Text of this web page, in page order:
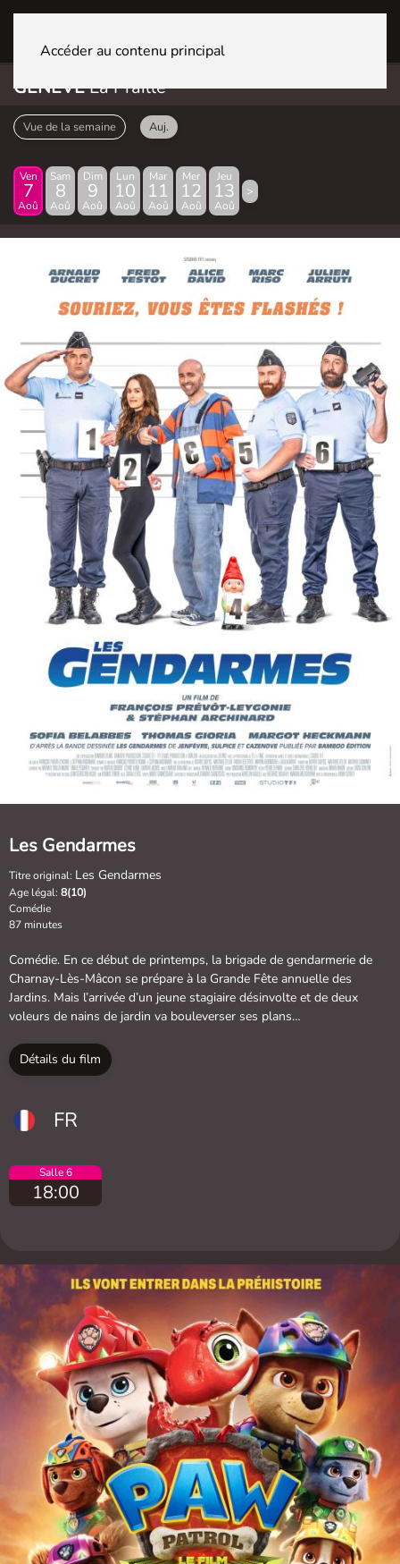
Accéder au contenu principal
GENÈVELa Praille
Vue de la semaine Auj.
Ven
7
Aoû
Sam
8
Aoû
Dim
9
Aoû
Lun
10
Aoû
Mar
11
Aoû
Mer
12
Aoû
Jeu
13
Aoû
>
Les Gendarmes
Titre original: Les Gendarmes
Age légal: 8(10)
Comédie
87 minutes
Comédie. En ce début de printemps, la brigade de gendarmerie de
Charnay-Lès-Mâcon se prépare à la Grande Fête annuelle des
Jardins. Mais l’arrivée d’un jeune stagiaire désinvolte et de deux
voleurs de nains de jardin va bouleverser ses plans…
Détails du film
FR
Salle 6
18:00